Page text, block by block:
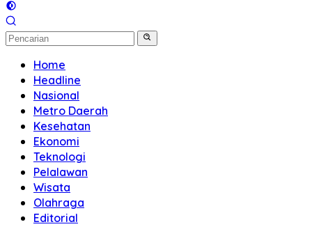
Home
Headline
Nasional
Metro Daerah
Kesehatan
Ekonomi
Teknologi
Pelalawan
Wisata
Olahraga
Editorial